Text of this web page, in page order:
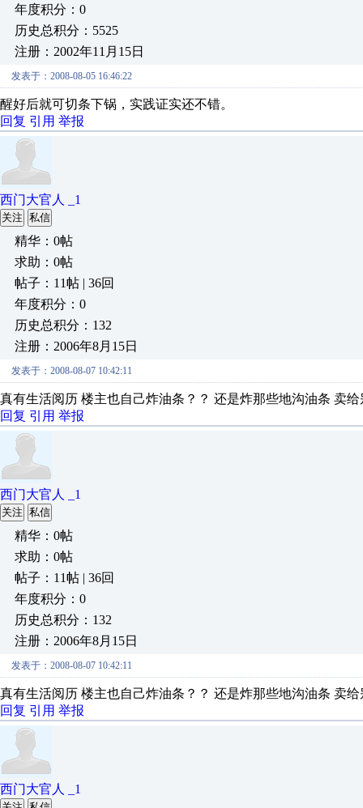
年度积分：0
历史总积分：5525
注册：2002年11月15日
发表于：2008-08-05 16:46:22
醒好后就可切条下锅，实践证实还不错。
回复 引用 举报
西门大官人 _1
关注 私信
精华：0帖
求助：0帖
帖子：11帖 | 36回
年度积分：0
历史总积分：132
注册：2006年8月15日
发表于：2008-08-07 10:42:11
真有生活阅历 楼主也自己炸油条？？ 还是炸那些地沟油条 卖
回复 引用 举报
西门大官人 _1
关注 私信
精华：0帖
求助：0帖
帖子：11帖 | 36回
年度积分：0
历史总积分：132
注册：2006年8月15日
发表于：2008-08-07 10:42:11
真有生活阅历 楼主也自己炸油条？？ 还是炸那些地沟油条 卖
回复 引用 举报
西门大官人 _1